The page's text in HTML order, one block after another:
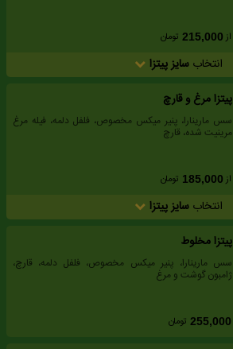
از 215,000 تومان
انتخابسایز پیتزا
پیتزا مرغ و قارچ
سس مارینارا، پنیر میکس مخصوص، فلفل دلمه، فیله مرغ
مرینیت شده، قارچ
از 185,000 تومان
انتخابسایز پیتزا
پیتزا مخلوط
سس مارینارا، پنیر میکس مخصوص، فلفل دلمه، قارچ،
ژامبون گوشت و مرغ
255,000 تومان